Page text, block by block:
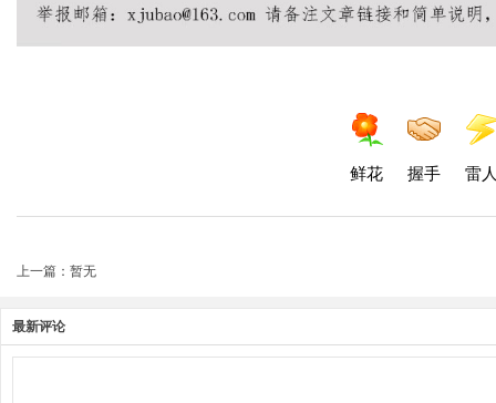
鲜花 握手 雷
上一篇：暂无
最新评论